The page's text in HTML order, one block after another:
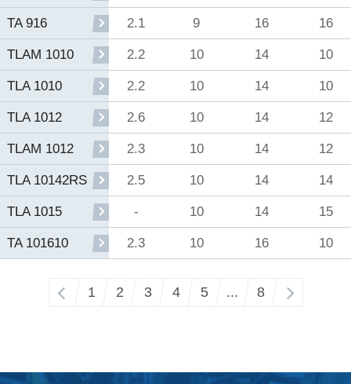
TA 916 2.1 9 16 16
TLAM 1010 2.2 10 14 10
TLA 1010 2.2 10 14 10
TLA 1012 2.6 10 14 12
TLAM 1012 2.3 10 14 12
TLA 10142RS 2.5 10 14 14
TLA 1015 - 10 14 15
TA 101610 2.3 10 16 10
‹ 1 2 3 4 5 ... 8 ›